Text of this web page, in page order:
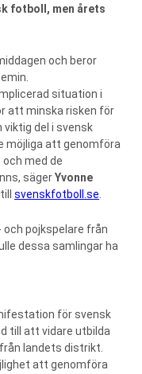
fotboll, men årets
och beror
situation i
att minska risken för
viktig del i svensk
möjliga att genomföra
med de
sägerYvonne
svenskfotboll.se.
pojkspelare från
dessa samlingar ha
för svensk
till att vidare utbilda
landets distrikt.
att genomföra